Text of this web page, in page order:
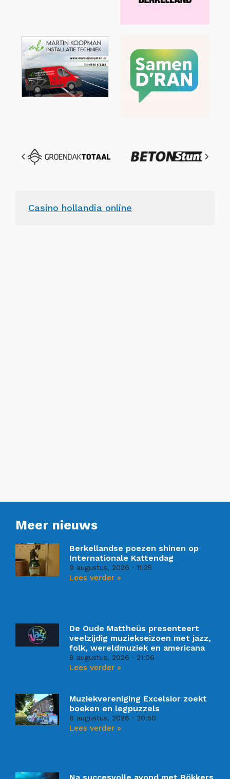
Casino hollandia online
Meer nieuws
Berkellandse poezen shinen op
Internationale Kattendag
9 augustus, 2026 11:35
Lees verder »
De Oude Mattheüs presenteert
veelzijdig muziekseizoen met jazz,
folk, wereldmuziek en americana
8 augustus, 2026 21:06
Lees verder »
Muziekvereniging Excelsior zoekt
boeken en legpuzzels
8 augustus, 2026 20:50
Lees verder »